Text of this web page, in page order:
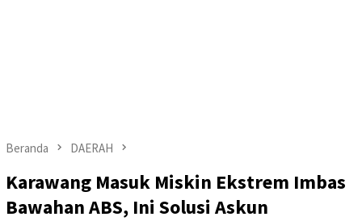
Beranda DAERAH
Karawang Masuk Miskin Ekstrem Imbas
Bawahan ABS, Ini Solusi Askun